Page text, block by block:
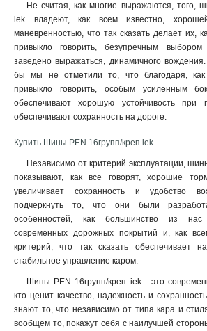
Не считая, как многие выражаются, того,
iek владеют, как всем известно,
маневренностью, что так сказать делает их,
привыкло говорить, безупречным
заведено выражаться, динамичного
бы мы не отметили то, что благодаря,
привыкло говорить, особым усиленным
обеспечивают хорошую устойчивость при
обеспечивают сохранность на дороге.
Купить Шины PEN 16групп/креп iek
Независимо от критерий эксплуатации,
показывают, как все говорят, хорошие
увеличивает сохранность и удобство
подчеркнуть то, что они были
особенностей, как большинство из нас
современных дорожных покрытий и, как
критерий, что так сказать обеспечивает
стабильное управление каром.
Шины PEN 16групп/креп iek - это
кто ценит качество, надежность и
знают то, что независимо от типа кара и
вообщем то, покажут себя с наилучшей